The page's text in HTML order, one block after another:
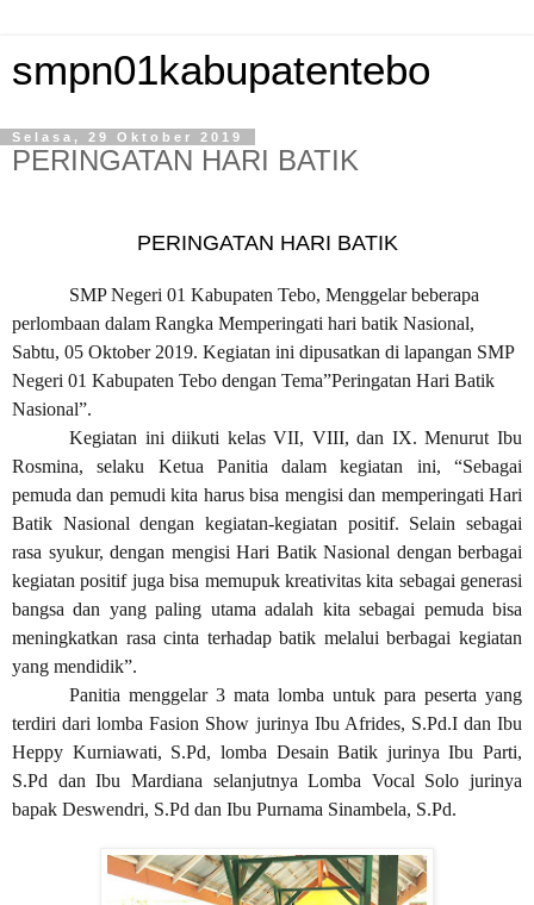
smpn01kabupatentebo
Selasa, 29 Oktober 2019
PERINGATAN HARI BATIK
PERINGATAN HARI BATIK
SMP Negeri 01 Kabupaten Tebo, Menggelarbeberapa
perlombaan dalam Rangka Memperingati hari batik Nasional,
Sabtu, 05 Oktober 2019. Kegiatan ini dipusatkan di lapangan SMP
Negeri 01 Kabupaten Tebo dengan Tema”Peringatan Hari Batik
Nasional”.
Kegiatan ini diikuti kelas VII, VIII, dan IX. Menurut Ibu
Rosmina, selaku Ketua Panitia dalam kegiatan ini, “Sebagai
pemuda dan pemudi kita harus bisa mengisi dan memperingati Hari
Batik Nasional dengan kegiatan-kegiatan positif. Selain sebagai
rasa syukur, dengan mengisi Hari Batik Nasional dengan berbagai
kegiatan positif juga bisa memupuk kreativitas kita sebagai generasi
bangsa dan yang paling utama adalah kita sebagai pemuda bisa
meningkatkan rasa cinta terhadap batik melalui berbagai kegiatan
yang mendidik”.
Panitia menggelar 3 mata lomba untuk para peserta yang
terdiri dari lomba Fasion Show jurinya Ibu Afrides, S.Pd.I dan Ibu
Heppy Kurniawati, S.Pd, lomba Desain Batik jurinya Ibu Parti,
S.Pd dan Ibu Mardiana selanjutnya Lomba Vocal Solo jurinya
bapak Deswendri, S.Pd dan Ibu Purnama Sinambela, S.Pd.